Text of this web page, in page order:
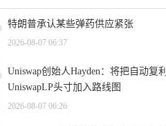
特朗普承认某些弹药供应紧张
2026-08-07 06:37
Uniswap创始人Hayden：将把自动复利
UniswapLP头寸加入路线图
2026-08-07 06:26